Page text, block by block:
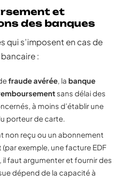
et
des banques
qui s’imposent en cas de
:
fraude avérée , la banque
sans délai des
à moins d’établir une
porteur de carte.
non reçu ou un abonnement
exemple, une facture EDF
il faut argumenter et fournir des
dépend de la capacité à